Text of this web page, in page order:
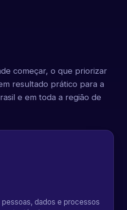
começar, o que priorizar
resultado prático para a
e em toda a região de
dados e processos